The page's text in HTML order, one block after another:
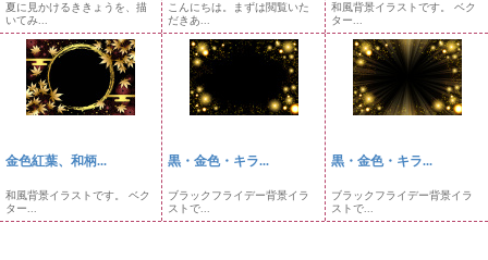
夏に見かけるききょうを、描
いてみ...
こんにちは。まずは閲覧いた
だきあ...
和風背景イラストです。 ベク
ター...
金色紅葉、和柄...
和風背景イラストです。 ベク
ター...
黒・金色・キラ...
ブラックフライデー背景イラ
ストで...
黒・金色・キラ...
ブラックフライデー背景イラ
ストで...